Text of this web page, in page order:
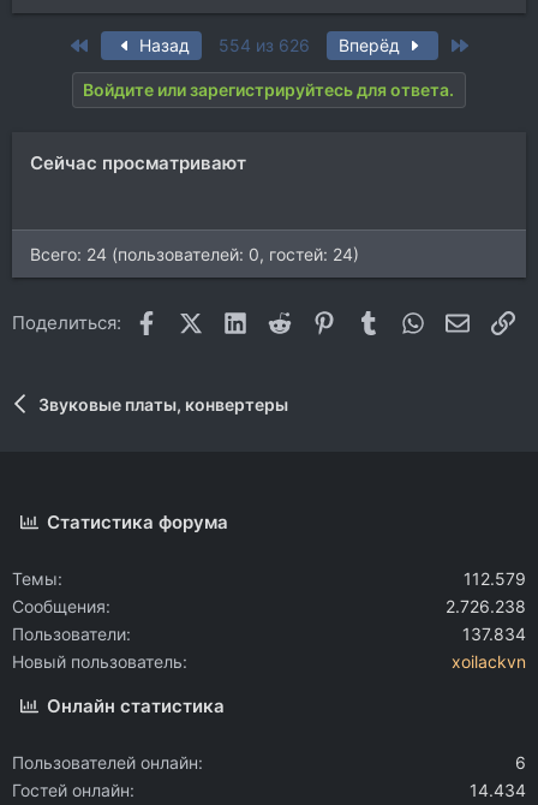
First Назад 554 из 626 Вперёд
Войдите или зарегистрируйтесь для ответа.
Сейчас просматривают
Всего: 24 (пользователей: 0, гостей: 24)
Поделиться: FacebookX (Twitter)
LinkedIn
Reddit Pinterest
Tumblr WhatsApp
Звуковые платы, конвертеры
Статистика форума
Темы
112.579
Сообщения
2.726.238
Пользователи
137.834
Новый пользователь
xoilackvn
Онлайн статистика
Пользователей онлайн
6
Гостей онлайн
14.434